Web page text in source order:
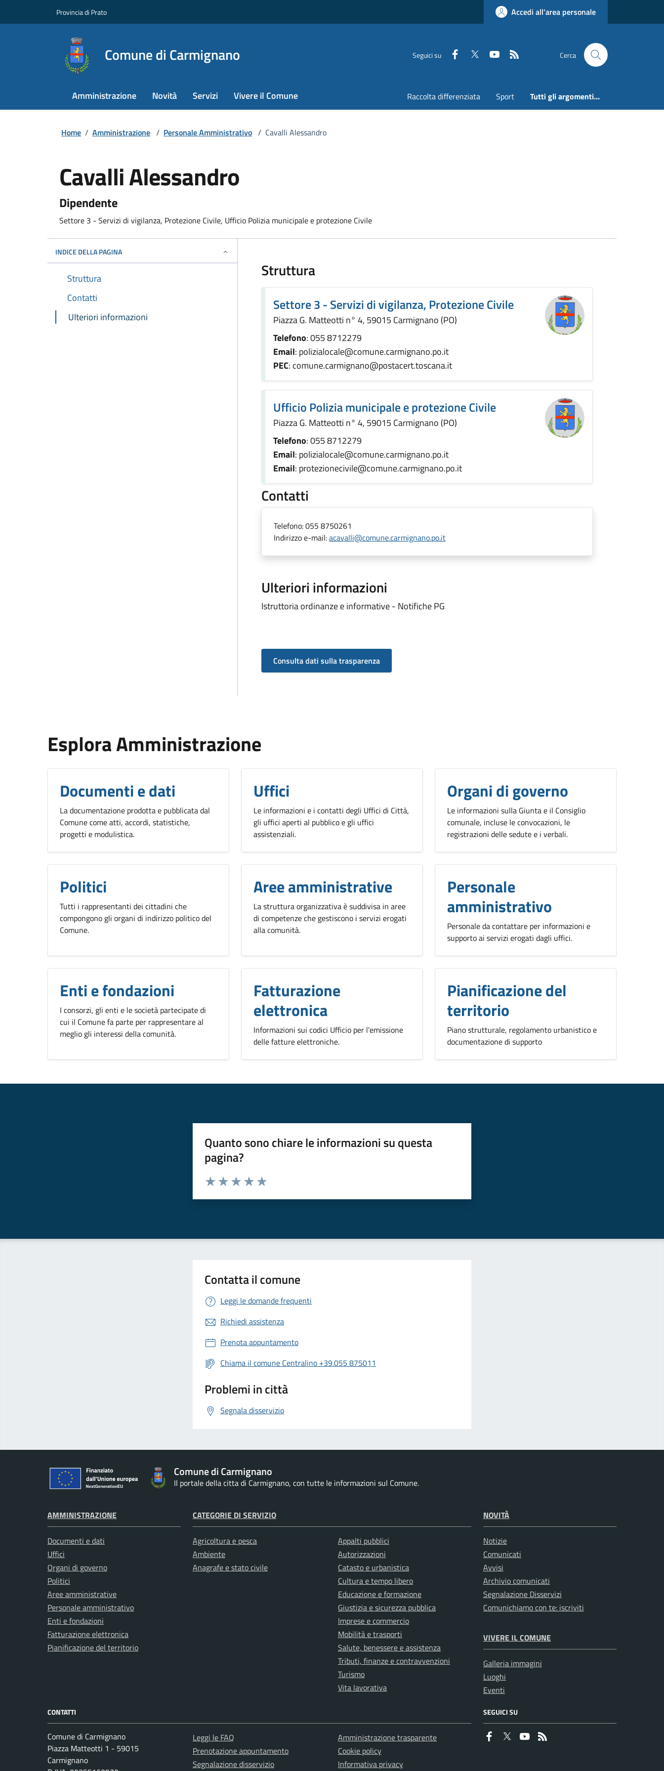
Provincia di Prato Accedi all'area personale
Comune di Carmignano Seguici su Faceboook
Twitter Youtube Cerca
Amministrazione Novità Servizi Vivere il Comune Raccolta differenziata Sport Tutti gli argomenti...
Home / Amministrazione / Personale Amministrativo / Cavalli Alessandro
Cavalli Alessandro
Dipendente
Settore 3 - Servizi di vigilanza, Protezione Civile, Ufficio Polizia municipale e protezione Civile
INDICE DELLA PAGINA
Struttura
Contatti
Ulteriori informazioni
Struttura
Settore 3 - Servizi di vigilanza, Protezione Civile
Piazza G. Matteotti n° 4, 59015 Carmignano (PO)
Telefono: 055 8712279
Email: polizialocale@comune.carmignano.po.it
PEC: comune.carmignano@postacert.toscana.it
Ufficio Polizia municipale e protezione Civile
Piazza G. Matteotti n° 4, 59015 Carmignano (PO)
Telefono: 055 8712279
Email: polizialocale@comune.carmignano.po.it
Email: protezionecivile@comune.carmignano.po.it
Contatti
Telefono:055 8750261
Indirizzo e-mail:acavalli@comune.carmignano.po.it
Ulteriori informazioni
Istruttoria ordinanze e informative - Notifiche PG
Consulta dati sulla trasparenza
Esplora Amministrazione
Documenti e dati
La documentazione prodotta e pubblicata dal
Comune come atti, accordi, statistiche,
progetti e modulistica.
Uffici
Le informazioni e i contatti degli Uffici di Città,
gli uffici aperti al pubblico e gli uffici
assistenziali.
Organi di governo
Le informazioni sulla Giunta e il Consiglio
comunale, incluse le convocazioni, le
registrazioni delle sedute e i verbali.
Politici
Tutti i rappresentanti dei cittadini che
compongono gli organi di indirizzo politico del
Comune.
Aree amministrative
La struttura organizzativa è suddivisa in aree
di competenze che gestiscono i servizi erogati
alla comunità.
Personale
amministrativo
Personale da contattare per informazioni e
supporto ai servizi erogati dagli uffici.
Enti e fondazioni
I consorzi, gli enti e le società partecipate di
cui il Comune fa parte per rappresentare al
meglio gli interessi della comunità.
Fatturazione
elettronica
Informazioni sui codici Ufficio per l'emissione
delle fatture elettroniche.
Pianificazione del
territorio
Piano strutturale, regolamento urbanistico e
documentazione di supporto
Quanto sono chiare le informazioni su questa
pagina?
Valuta da 1 a 5 stelle la pagina
Contatta il comune
Leggi le domande frequenti
Richiedi assistenza
Prenota appuntamento
Chiama il comune Centralino +39.055 875011
Problemi in città
Segnala disservizio
Comune di Carmignano
Il portale della citta di Carmignano, con tutte le informazioni sul Comune.
AMMINISTRAZIONE
Documenti e dati
Uffici
Organi di governo
Politici
Aree amministrative
Personale amministrativo
Enti e fondazioni
Fatturazione elettronica
Pianificazione del territorio
CATEGORIE DI SERVIZIO
Agricoltura e pesca
Ambiente
Anagrafe e stato civile
Appalti pubblici
Autorizzazioni
Catasto e urbanistica
Cultura e tempo libero
Educazione e formazione
Giustizia e sicurezza pubblica
Imprese e commercio
Mobilità e trasporti
Salute, benessere e assistenza
Tributi, finanze e contravvenzioni
Turismo
Vita lavorativa
NOVITÀ
Notizie
Comunicati
Avvisi
Archivio comunicati
Segnalazione Disservizi
Comunichiamo con te: iscriviti
VIVERE IL COMUNE
Galleria immagini
Luoghi
Eventi
CONTATTI
Comune di Carmignano
Piazza Matteotti 1 - 59015
Carmignano
Leggi le FAQ
Prenotazione appuntamento
Segnalazione disservizio
Amministrazione trasparente
Cookie policy
Informativa privacy
SEGUICI SU
Faceboook
Twitter Youtube